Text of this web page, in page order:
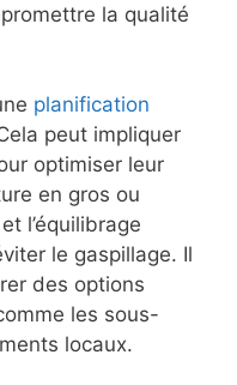
la qualité
planification
peut impliquer
optimiser leur
en gros ou
l’équilibrage
le gaspillage. Il
des options
les sous-
locaux.